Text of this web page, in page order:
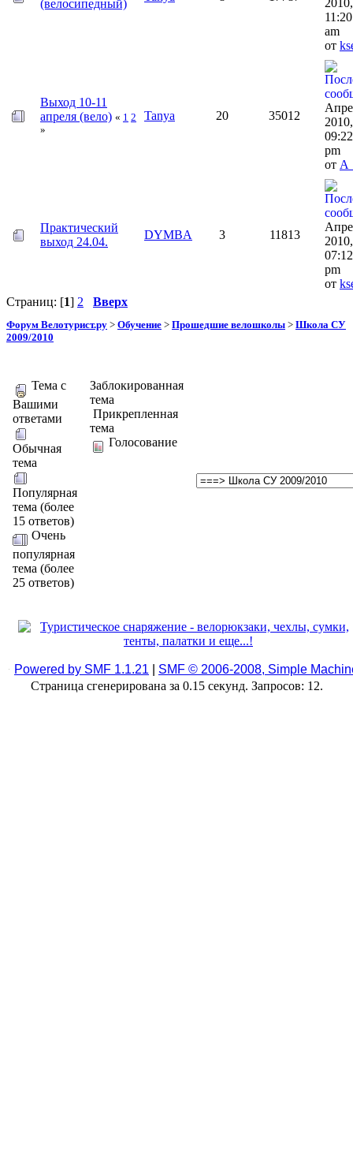
(велосипедный)
am
от
Выход 10-11
апреля (вело) « 1 2
»
Tanya 20 35012
2010,
pm
от
Практический
выход 24.04.
DYMBA 3 11813
2010,
pm
от
Страниц: [1] 2 Вверх
Форум Велотурист.ру > Обучение > Прошедшие велошколы > Школа СУ
2009/2010
Тема с
Вашими
ответами
Обычная
тема
Популярная
тема (более
15 ответов)
Очень
популярная
тема (более
25 ответов)
Заблокированная
тема
Прикрепленная
тема
Голосование
Powered by SMF 1.1.21
SMF © 2006-2008, Simple
Страница сгенерирована за 0.15 секунд. Запросов: 12.